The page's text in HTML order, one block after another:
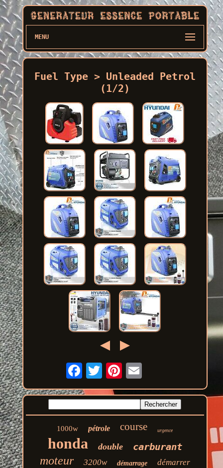
MENU
Fuel Type > Unleaded Petrol
(1/2)
1000w pétrole course urgence
honda double carburant
moteur 3200w démarrage démarrer